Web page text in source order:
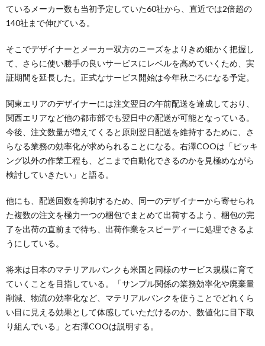
ているメーカー数も当初予定していた60社から、直近では2倍超の
140社まで伸びている。
そこでデザイナーとメーカー双方のニーズをよりきめ細かく把握し
て、さらに使い勝手の良いサービスにレベルを高めていくため、実
証期間を延長した。正式なサービス開始は今年秋ごろになる予定。
関東エリアのデザイナーには注文翌日の午前配送を達成しており、
関西エリアなど他の都市部でも翌日中の配送が可能となっている。
今後、注文数量が増えてくると原則翌日配送を維持するために、さ
らなる業務の効率化が求められることになる。右澤COOは「ピッキ
ング以外の作業工程も、どこまで自動化できるのかを見極めながら
検討していきたい」と語る。
他にも、配送回数を抑制するため、同一のデザイナーから寄せられ
た複数の注文を極力一つの梱包でまとめて出荷するよう、梱包の完
了を出荷の直前まで待ち、出荷作業をスピーディーに処理できるよ
うにしている。
将来は日本のマテリアルバンクも米国と同様のサービス規模に育て
ていくことを目指している。「サンプル関係の業務効率化や廃棄量
削減、物流の効率化など、マテリアルバンクを使うことでどれくら
い目に見える効果として体感していただけるのか、数値化に目下取
り組んでいる」と右澤COOは説明する。